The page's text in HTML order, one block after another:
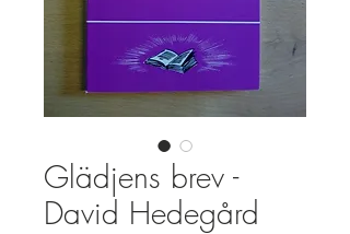
Glädjens brev -
David Hedegård